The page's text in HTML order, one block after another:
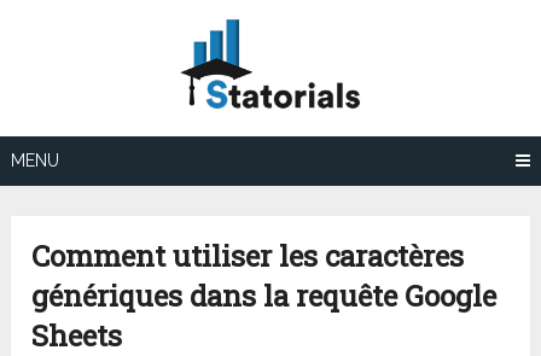
MENU
Comment utiliser les caractères
génériques dans la requête Google
Sheets